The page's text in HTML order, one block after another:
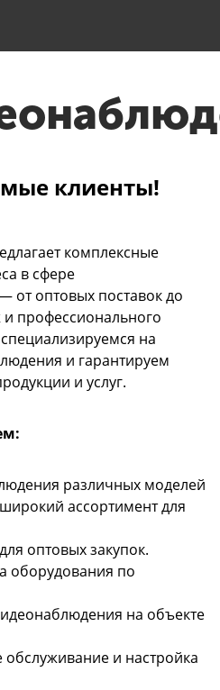
клиенты!
комплексные
в сфере
от оптовых поставок до
профессионального
на
и гарантируем
и услуг.
различных моделей
ассортимент для
оптовых закупок.
оборудования по
на объекте
и настройка